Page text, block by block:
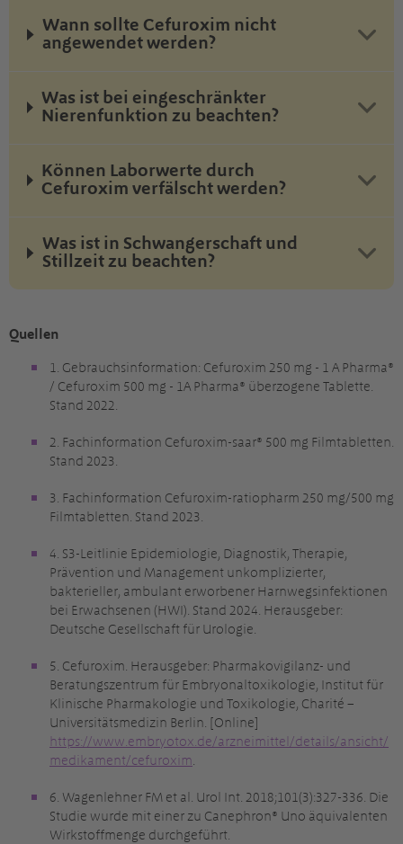
Wann sollte Cefuroxim nicht
angewendet werden?
Was ist bei eingeschränkter
Nierenfunktion zu beachten?
Können Laborwerte durch
Cefuroxim verfälscht werden?
Was ist in Schwangerschaft und
Stillzeit zu beachten?
Quellen
1. Gebrauchsinformation: Cefuroxim 250 mg - 1 A Pharma®
/ Cefuroxim 500 mg - 1A Pharma® überzogene Tablette.
Stand 2022.
2. Fachinformation Cefuroxim-saar® 500 mg Filmtabletten.
Stand 2023.
3. Fachinformation Cefuroxim-ratiopharm 250 mg/500 mg
Filmtabletten. Stand 2023.
4. S3-Leitlinie Epidemiologie, Diagnostik, Therapie,
Prävention und Management unkomplizierter,
bakterieller, ambulant erworbener Harnwegsinfektionen
bei Erwachsenen (HWI). Stand 2024. Herausgeber:
Deutsche Gesellschaft für Urologie.
5. Cefuroxim. Herausgeber: Pharmakovigilanz- und
Beratungszentrum für Embryonaltoxikologie, Institut für
Klinische Pharmakologie und Toxikologie, Charité –
Universitätsmedizin Berlin. [Online]
https://www.embryotox.de/arzneimittel/details/ansicht/
medikament/cefuroxim.
6. Wagenlehner FM et al. Urol Int. 2018;101(3):327-336. Die
Studie wurde mit einer zu Canephron® Uno äquivalenten
Wirkstoffmenge durchgeführt.